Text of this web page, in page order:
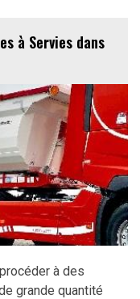
à Servies dans
à des
grande quantité